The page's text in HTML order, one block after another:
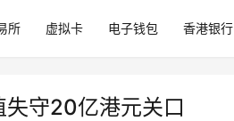
所 虚拟卡 电子钱包 香港银行
守20亿港元关口